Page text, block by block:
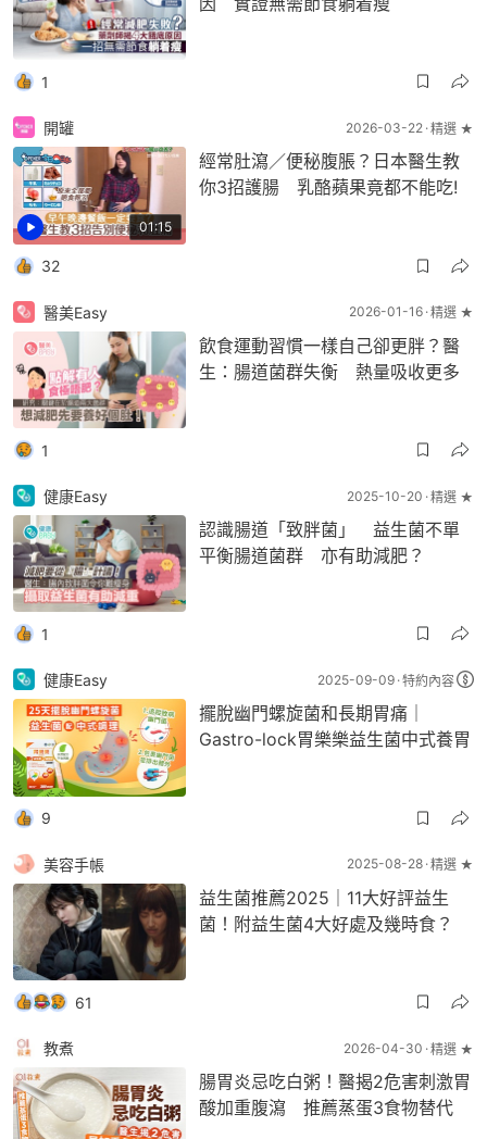
1
01:15
開罐 2026-03-22 精選 ★
經常肚瀉／便秘腹脹？日本醫生教
你3招護腸 乳酪蘋果竟都不能吃!
32
醫美Easy 2026-01-16 精選 ★
飲食運動習慣一樣自己卻更胖？醫
生：腸道菌群失衡 熱量吸收更多
1
健康Easy 2025-10-20 精選 ★
認識腸道「致胖菌」 益生菌不單
平衡腸道菌群 亦有助減肥？
1
健康Easy 2025-09-09 特約內容
擺脫幽門螺旋菌和長期胃痛｜
Gastro-lock胃樂樂益生菌中式養胃
9
美容手帳 2025-08-28 精選 ★
益生菌推薦2025｜11大好評益生
菌！附益生菌4大好處及幾時食？
61
教煮 2026-04-30 精選 ★
腸胃炎忌吃白粥！醫揭2危害刺激胃
酸加重腹瀉 推薦蒸蛋3食物替代